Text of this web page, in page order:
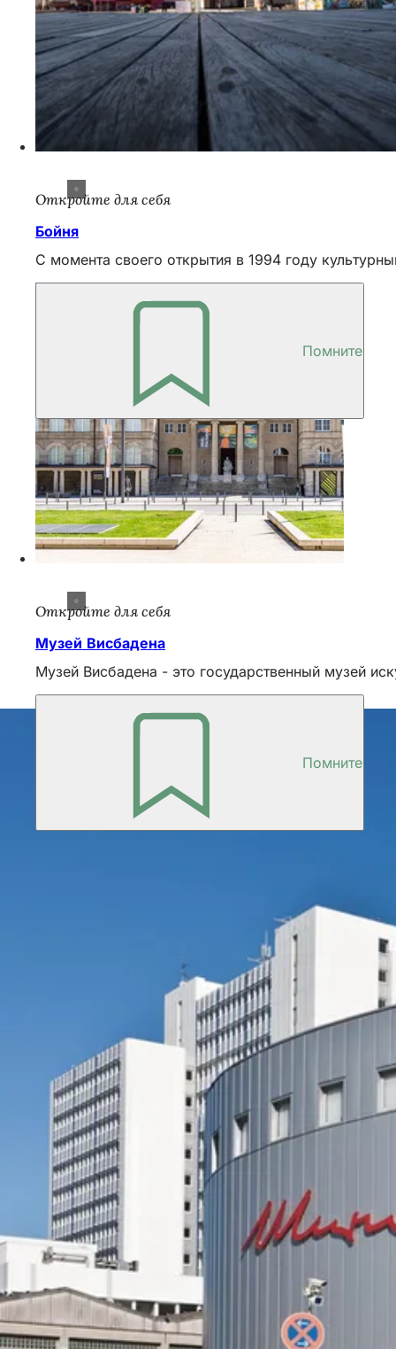
Откройте для себя
Бойня
С момента своего открытия в 1994 году
Помните
Откройте для себя
Музей Висбадена
Музей Висбадена - это государственный музей
Помните